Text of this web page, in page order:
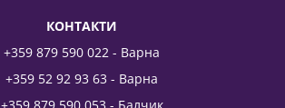
КОНТАКТИ
+359 879 590 022 - Варна
+359 52 92 93 63 - Варна